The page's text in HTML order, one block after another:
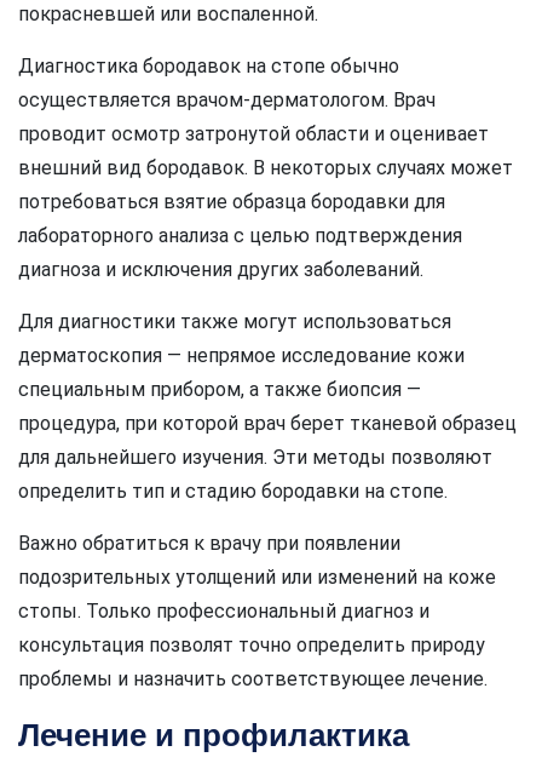
покрасневшей или воспаленной.
Диагностика бородавок на стопе обычно
осуществляется врачом-дерматологом. Врач
проводит осмотр затронутой области и оценивает
внешний вид бородавок. В некоторых случаях может
потребоваться взятие образца бородавки для
лабораторного анализа с целью подтверждения
диагноза и исключения других заболеваний.
Для диагностики также могут использоваться
дерматоскопия — непрямое исследование кожи
специальным прибором, а также биопсия —
процедура, при которой врач берет тканевой образец
для дальнейшего изучения. Эти методы позволяют
определить тип и стадию бородавки на стопе.
Важно обратиться к врачу при появлении
подозрительных утолщений или изменений на коже
стопы. Только профессиональный диагноз и
консультация позволят точно определить природу
проблемы и назначить соответствующее лечение.
Лечение и профилактика